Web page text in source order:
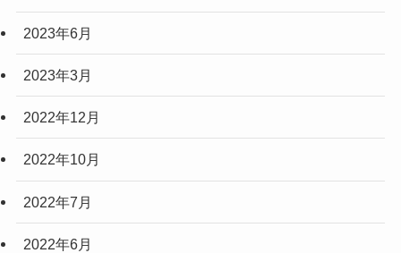
2023年6月
2023年3月
2022年12月
2022年10月
2022年7月
2022年6月